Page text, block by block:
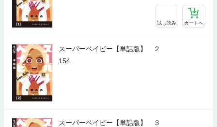
試し読み カートへ
スーパーベイビー【単話版】 ２
154
スーパーベイビー【単話版】 ３